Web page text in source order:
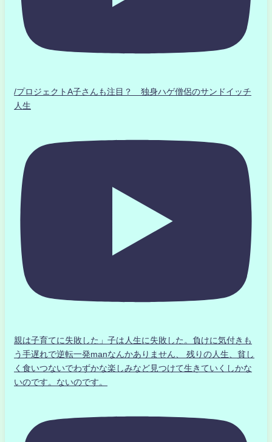
/プロジェクトA子さんも注目？ 独身ハゲ僧侶のサンドイッチ
人生
親は子育てに失敗した」子は人生に失敗した。負けに気付きも
う手遅れで逆転一発manなんかありません、 残りの人生、貧し
く食いつないでわずかな楽しみなど見つけて生きていくしかな
いのです。ないのです。